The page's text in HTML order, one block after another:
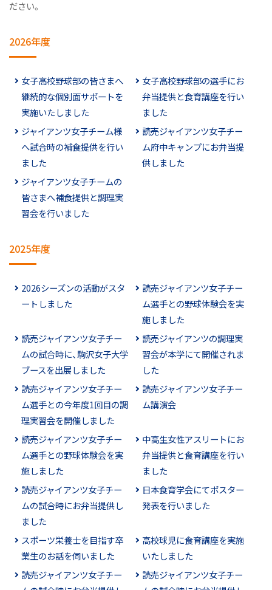
ださい。
2026年度
女子高校野球部の皆さまへ
継続的な個別面サポートを
実施いたしました
女子高校野球部の選手にお
弁当提供と食育講座を行い
ました
ジャイアンツ女子チーム様
へ試合時の補食提供を行い
ました
読売ジャイアンツ女子チー
ム府中キャンプにお弁当提
供しました
ジャイアンツ女子チームの
皆さまへ補食提供と調理実
習会を行いました
2025年度
2026シーズンの活動がスタ
ートしました
読売ジャイアンツ女子チー
ム選手との野球体験会を実
施しました
読売ジャイアンツ女子チー
ムの試合時に、駒沢女子大学
ブースを出展しました
読売ジャイアンツの調理実
習会が本学にて開催されま
した
読売ジャイアンツ女子チー
ム選手との今年度1回目の調
理実習会を開催しました
読売ジャイアンツ女子チー
ム講演会
読売ジャイアンツ女子チー
ム選手との野球体験会を実
施しました
中高生女性アスリートにお
弁当提供と食育講座を行い
ました
読売ジャイアンツ女子チー
ムの試合時にお弁当提供し
ました
日本食育学会にてポスター
発表を行いました
スポーツ栄養士を目指す卒
業生のお話を伺いました
高校球児に食育講座を実施
いたしました
読売ジャイアンツ女子チー
読売ジャイアンツ女子チー